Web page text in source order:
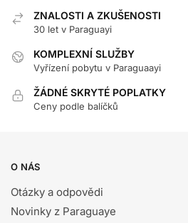
ZNALOSTI A ZKUŠENOSTI
30 let v Paraguayi
KOMPLEXNÍ SLUŽBY
Vyřízení pobytu v Paraguaayi
ŽÁDNÉ SKRYTÉ POPLATKY
Ceny podle balíčků
O NÁS
Otázky a odpovědi
Novinky z Paraguaye